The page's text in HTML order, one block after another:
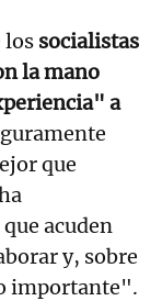
los socialistas
la mano
a
que
acuden
y, sobre
importante".